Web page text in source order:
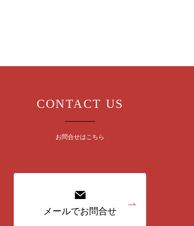
CONTACT US
お問合せはこちら
メールでお問合せ